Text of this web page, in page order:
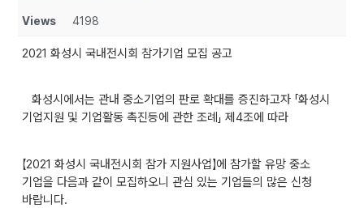
Views 4198
2021 화성시 국내전시회 참가기업 모집 공고
화성시에서는 관내 중소기업의 판로 확대를 증진하고자 「화성시
기업지원 및 기업활동 촉진등에 관한 조례」 제4조에 따라
【2021 화성시 국내전시회 참가 지원사업】에 참가할 유망 중소
기업을 다음과 같이 모집하오니 관심 있는 기업들의 많은 신청
바랍니다.